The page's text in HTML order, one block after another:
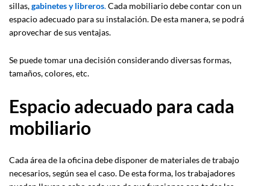
sillas,gabinetes y libreros.Cada mobiliario debe contar con un
espacio adecuado para su instalación. De esta manera, se podrá
aprovechar de sus ventajas.
Se puede tomar una decisión considerando diversas formas,
tamaños, colores, etc.
Espacio adecuado para cada
mobiliario
Cada área de la oficina debe disponer de materiales de trabajo
necesarios, según sea el caso. De esta forma, los trabajadores